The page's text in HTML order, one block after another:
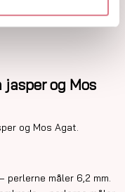
og Mos
og Mos Agat.
perlerne måler 6,2 mm.